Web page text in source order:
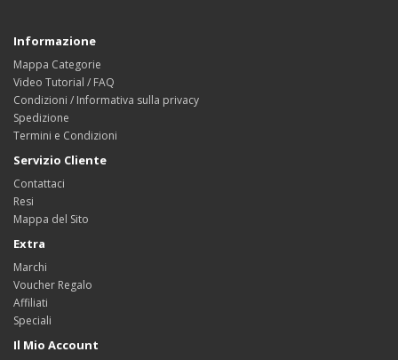
Informazione
Mappa Categorie
Video Tutorial / FAQ
Condizioni / Informativa sulla privacy
Spedizione
Termini e Condizioni
Servizio Cliente
Contattaci
Resi
Mappa del Sito
Extra
Marchi
Voucher Regalo
Affiliati
Speciali
Il Mio Account